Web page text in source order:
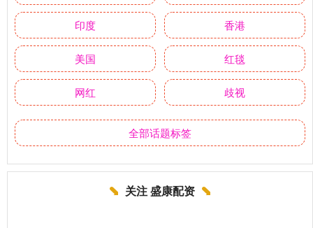
印度 香港
美国 红毯
网红 歧视
全部话题标签
关注 盛康配资